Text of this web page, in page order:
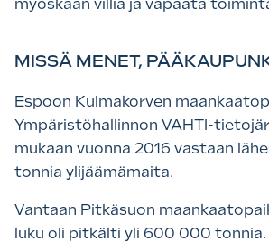
myöskään villiä ja vapaata
MISSÄ MENET,
Espoon Kulmakorven
Ympäristöhallinnon VAHTI-
mukaan vuonna 2016 vastaan
tonnia ylijäämämaita.
Vantaan Pitkäsuon
luku oli pitkälti yli 600 000 tonnia.